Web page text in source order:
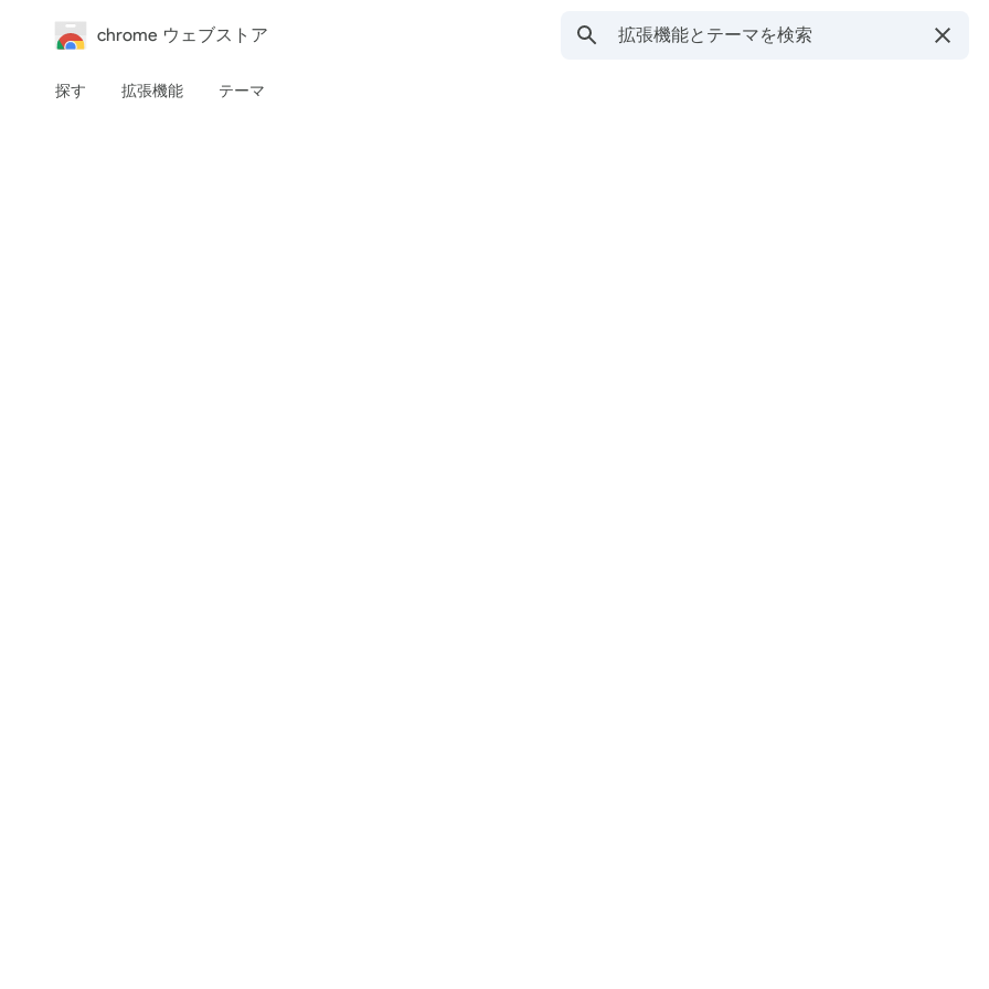
chrome ウェブストア
探す 拡張機能 テーマ